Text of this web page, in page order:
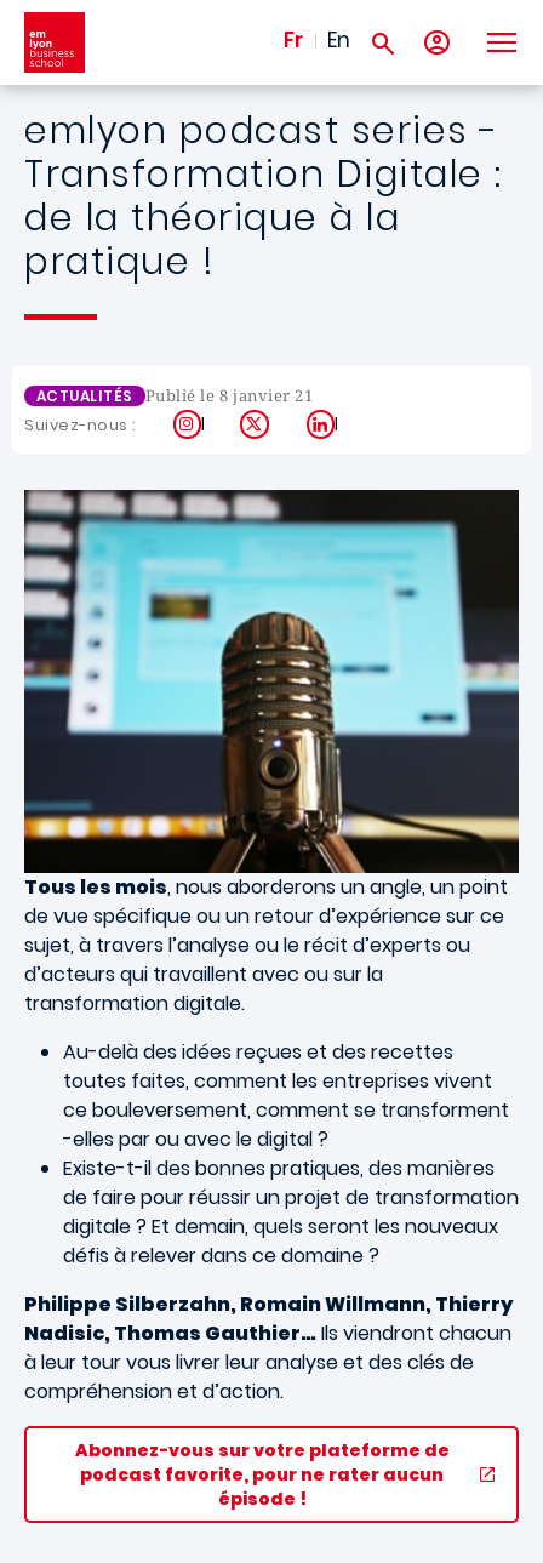
Aller au contenu principal
Fr En
emlyon podcast series -
Transformation Digitale :
de la théorique à la
pratique !
ACTUALITÉS Publié le 8 janvier 21
Suivez-nous : Instagram
X LinkedIn
Tous les mois, nous aborderons un angle, un point
de vue spécifique ou un retour d’expérience sur ce
sujet, à travers l’analyse ou le récit d’experts ou
d’acteurs qui travaillent avec ou sur la
transformation digitale.
Au-delà des idées reçues et des recettes
toutes faites, comment les entreprises vivent
ce bouleversement, comment se transforment
-elles par ou avec le digital ?
Existe-t-il des bonnes pratiques, des manières
de faire pour réussir un projet de transformation
digitale ? Et demain, quels seront les nouveaux
défis à relever dans ce domaine ?
Philippe Silberzahn, Romain Willmann, Thierry
Nadisic, Thomas Gauthier…Ils viendront chacun
à leur tour vous livrer leur analyse et des clés de
compréhension et d’action.
Abonnez-vous sur votre plateforme de
podcast favorite, pour ne rater aucun
épisode !